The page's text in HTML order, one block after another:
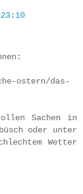
ostern/das-
Sachen in
oder unter
Wetter